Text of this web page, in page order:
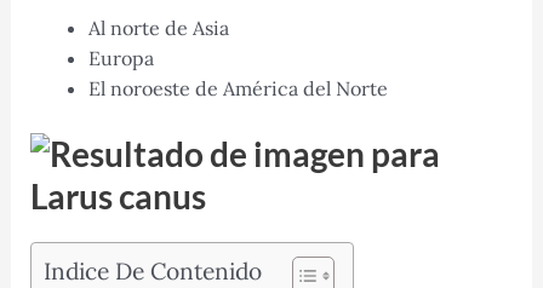
Al norte de Asia
Europa
El noroeste de América del Norte
Indice De Contenido